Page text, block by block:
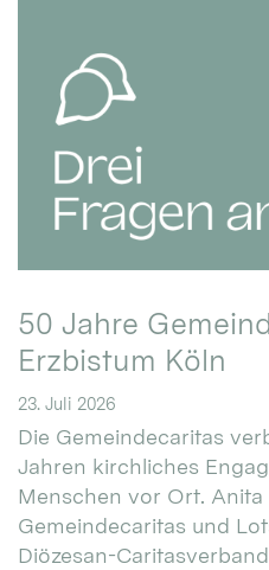
50 Jahre
Erzbistum Köln
23. Juli 2026
Die Gemeindecaritas
Jahren kirchliches
Menschen vor Ort.
Gemeindecaritas und
Diözesan-